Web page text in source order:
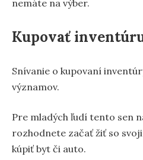
nemáte na výber.
Kupovať
Snívanie o kupovaní
významov.
Pre mladých ľudí tento sen
rozhodnete začať žiť so
kúpiť byt či auto.